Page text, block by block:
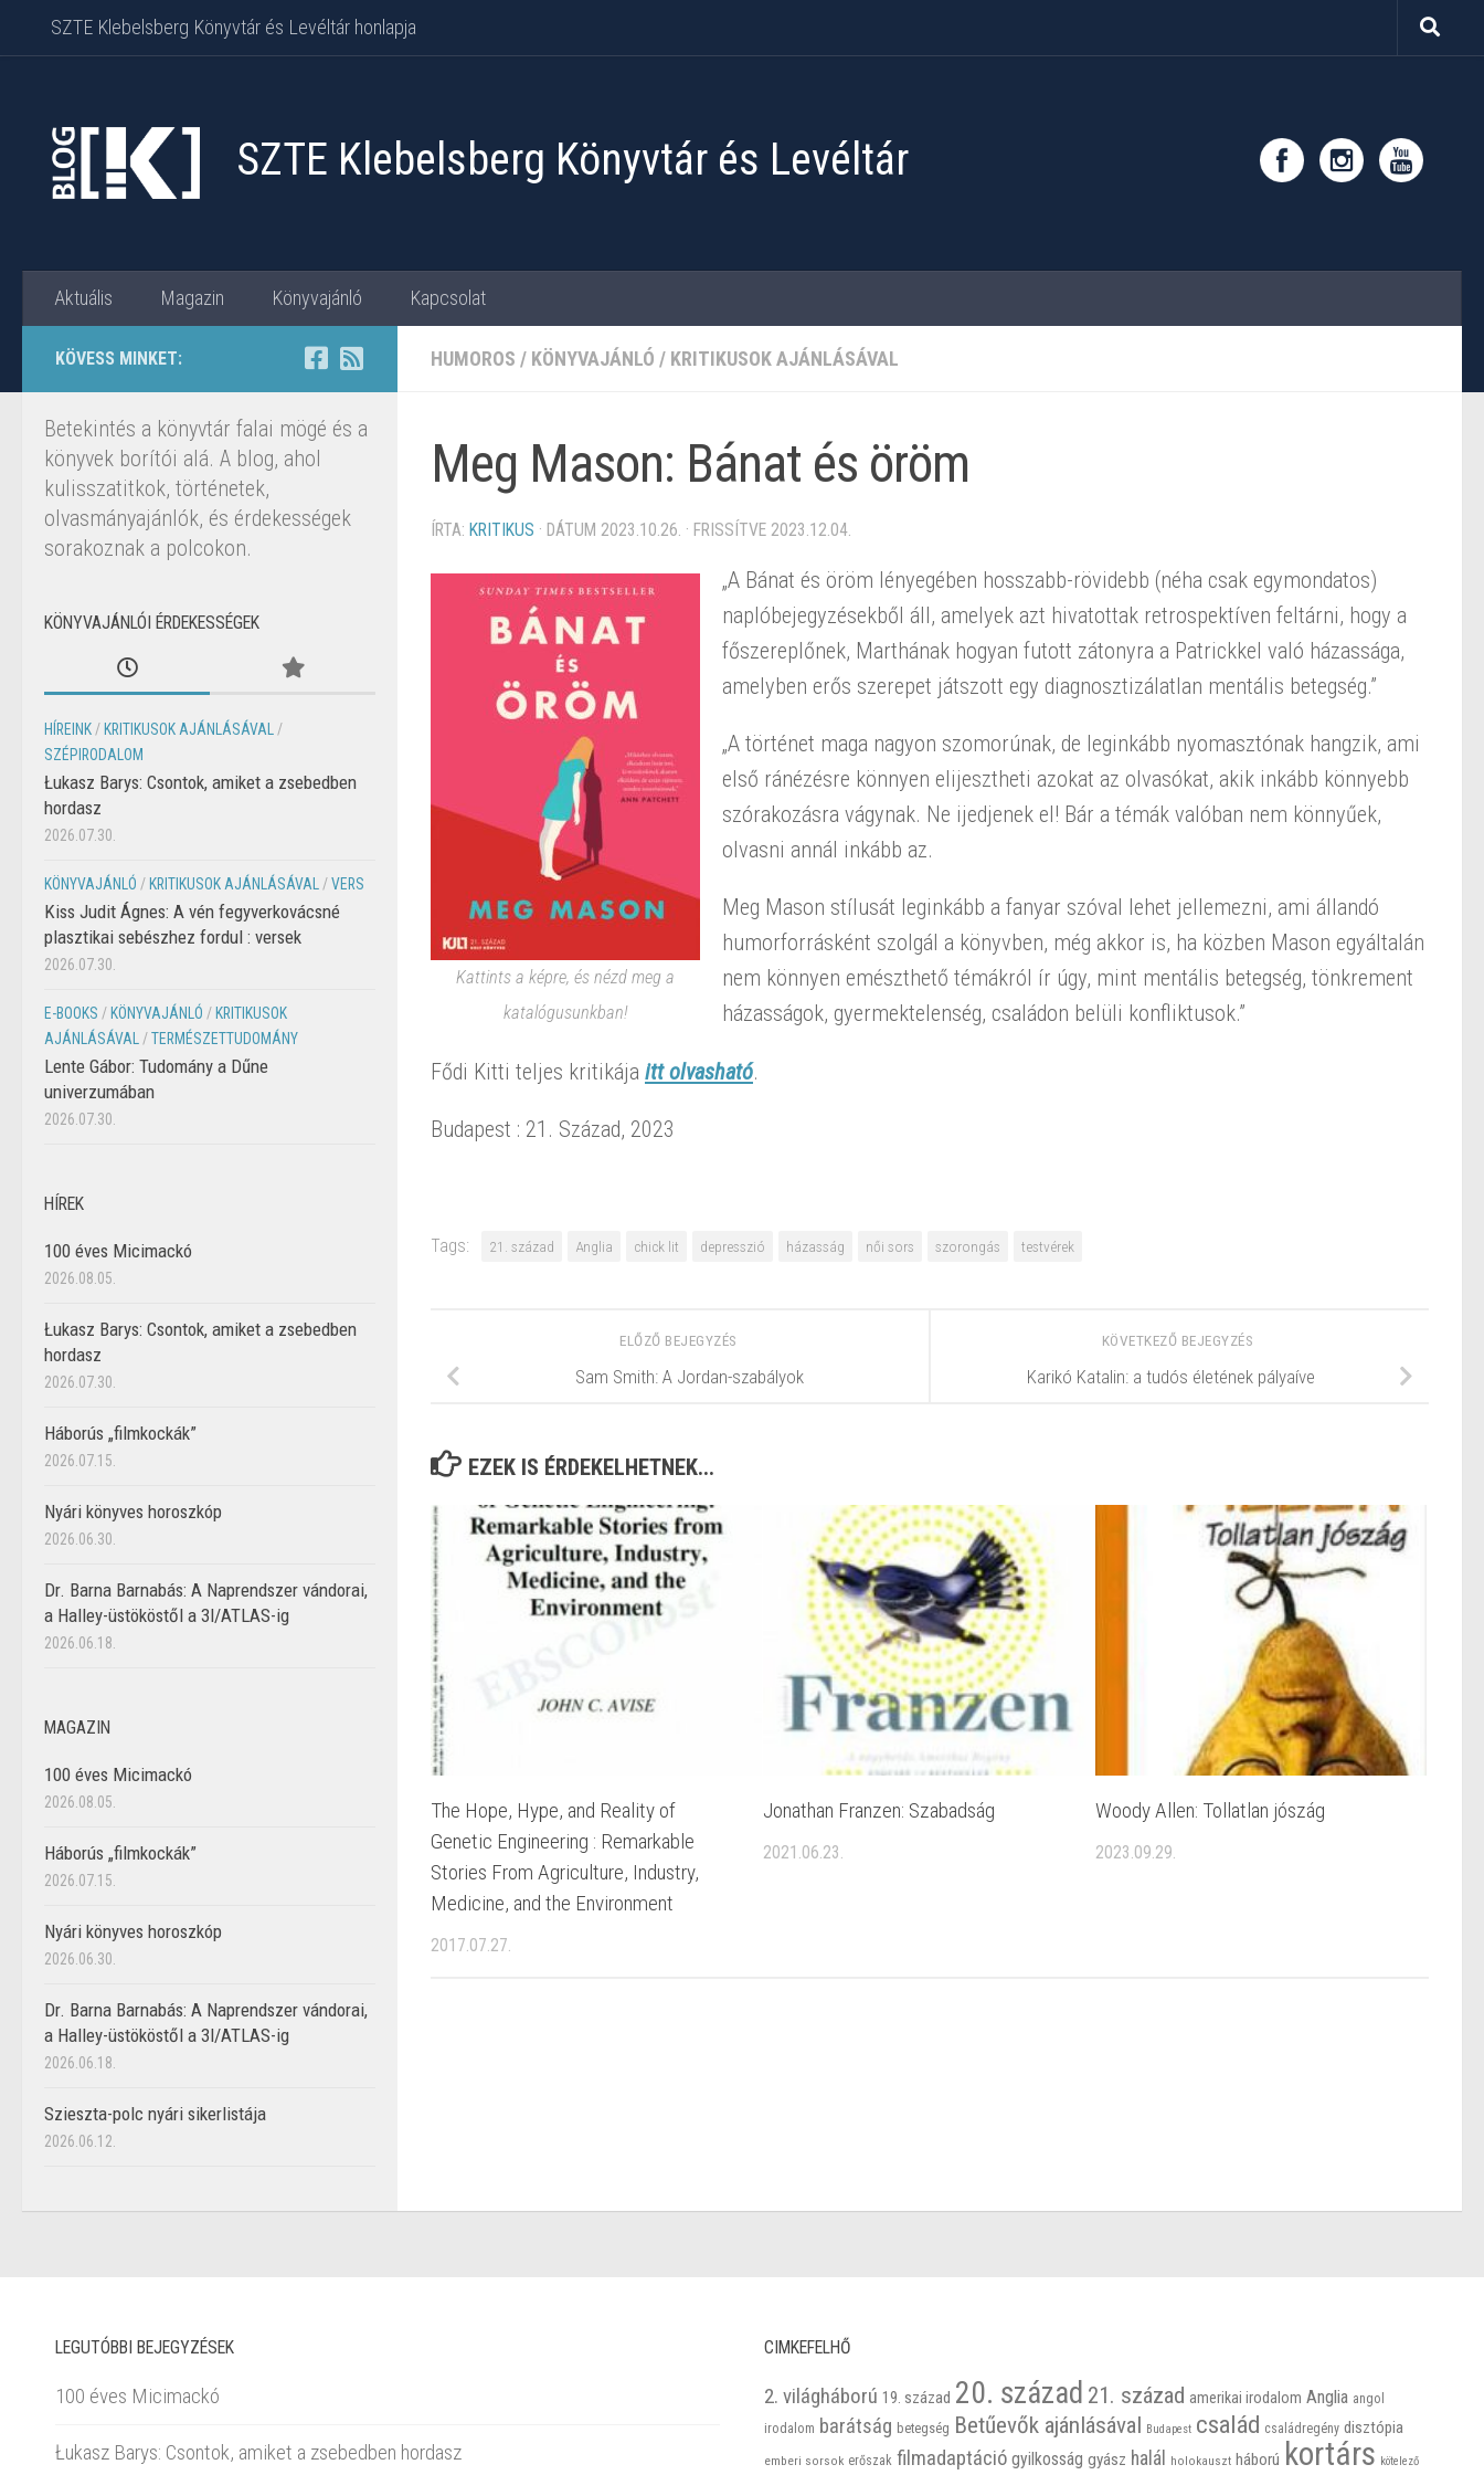
Skip to content
SZTE Klebelsberg Könyvtár és Levéltár honlapja
SZTE Klebelsberg Könyvtár és Levéltár
Aktuális Magazin Könyvajánló Kapcsolat
HUMOROS / KÖNYVAJÁNLÓ / KRITIKUSOK AJÁNLÁSÁVAL
Meg Mason: Bánat és öröm
ÍRTA: KRITIKUS · DÁTUM 2023.10.26. · FRISSÍTVE 2023.12.04.
Kattints a képre, és nézd meg a
katalógusunkban!
„A Bánat és öröm lényegében hosszabb-rövidebb (néha csak egymondatos)
naplóbejegyzésekből áll, amelyek azt hivatottak retrospektíven feltárni, hogy a
főszereplőnek, Marthának hogyan futott zátonyra a Patrickkel való házassága,
amelyben erős szerepet játszott egy diagnosztizálatlan mentális betegség.”
„A történet maga nagyon szomorúnak, de leginkább nyomasztónak hangzik, ami
első ránézésre könnyen elijesztheti azokat az olvasókat, akik inkább könnyebb
szórakozásra vágynak. Ne ijedjenek el! Bár a témák valóban nem könnyűek,
olvasni annál inkább az.
Meg Mason stílusát leginkább a fanyar szóval lehet jellemezni, ami állandó
humorforrásként szolgál a könyvben, még akkor is, ha közben Mason egyáltalán
nem könnyen emészthető témákról ír úgy, mint mentális betegség, tönkrement
házasságok, gyermektelenség, családon belüli konfliktusok.”
Fődi Kitti teljes kritikája itt olvasható.
Budapest : 21. Század, 2023
Tags: 21. század Anglia chick lit depresszió házasság női sors szorongás testvérek
KÖVETKEZŐ BEJEGYZÉS
Karikó Katalin: a tudós életének pályaíve
ELŐZŐ BEJEGYZÉS
Sam Smith: A Jordan-szabályok
EZEK IS ÉRDEKELHETNEK...
The Hope, Hype, and Reality of
Genetic Engineering : Remarkable
Stories From Agriculture, Industry,
Medicine, and the Environment
2017.07.27.
Jonathan Franzen: Szabadság
2021.06.23.
Woody Allen: Tollatlan jószág
2023.09.29.
KÖVESS MINKET:
Betekintés a könyvtár falai mögé és a
könyvek borítói alá. A blog, ahol
kulisszatitkok, történetek,
olvasmányajánlók, és érdekességek
sorakoznak a polcokon.
KÖNYVAJÁNLÓI ÉRDEKESSÉGEK
HÍREINK / KRITIKUSOK AJÁNLÁSÁVAL
/
SZÉPIRODALOM
Łukasz Barys: Csontok, amiket a zsebedben
hordasz
2026.07.30.
KÖNYVAJÁNLÓ / KRITIKUSOK AJÁNLÁSÁVAL /VERS
Kiss Judit Ágnes: A vén fegyverkovácsné
plasztikai sebészhez fordul : versek
2026.07.30.
E-BOOKS / KÖNYVAJÁNLÓ / KRITIKUSOK
AJÁNLÁSÁVAL
/TERMÉSZETTUDOMÁNY
Lente Gábor: Tudomány a Dűne
univerzumában
2026.07.30.
HÍREK
100 éves Micimackó
2026.08.05.
Łukasz Barys: Csontok, amiket a zsebedben
hordasz
2026.07.30.
Háborús „filmkockák”
2026.07.15.
Nyári könyves horoszkóp
2026.06.30.
Dr. Barna Barnabás: A Naprendszer vándorai,
a Halley-üstököstől a 3I/ATLAS-ig
2026.06.18.
MAGAZIN
100 éves Micimackó
2026.08.05.
Háborús „filmkockák”
2026.07.15.
Nyári könyves horoszkóp
2026.06.30.
Dr. Barna Barnabás: A Naprendszer vándorai,
a Halley-üstököstől a 3I/ATLAS-ig
2026.06.18.
Szieszta-polc nyári sikerlistája
2026.06.12.
LEGUTÓBBI BEJEGYZÉSEK
100 éves Micimackó
Łukasz Barys: Csontok, amiket a zsebedben hordasz
CIMKEFELHŐ
2. világháború 19. század 20. század 21. század amerikai irodalom Anglia angol
irodalom barátság betegség Betűevők ajánlásával Budapest család családregény disztópia
emberi sorsok erőszak filmadaptáció gyilkosság gyász halál holokauszt háború kortárs kötelező